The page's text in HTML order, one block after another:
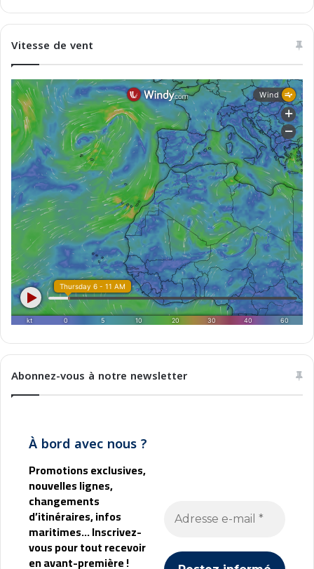
r
v
e
r
s
é
e
s
e
o
r
m
a
t
i
v
e
a
m
b
i
e
t
l
i
n
e
l
M
e
i
Vitesse de vent
Abonnez-vous à notre newsletter
À bord avec nous ?
Promotions exclusives,
nouvelles lignes,
changements
d’itinéraires, infos
maritimes... Inscrivez-
vous pour tout recevoir
en avant-première !